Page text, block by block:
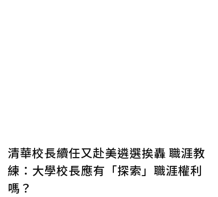
清華校長續任又赴美遴選挨轟 職涯教
練：大學校長應有「探索」職涯權利
嗎？